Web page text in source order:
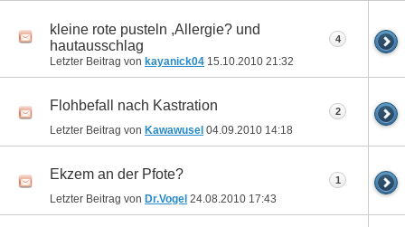
kleine rote pusteln ,Allergie? und
hautausschlag
Letzter Beitrag von kayanick04 15.10.2010 21:32
4
Flohbefall nach Kastration
Letzter Beitrag von Kawawusel 04.09.2010 14:18
2
Ekzem an der Pfote?
Letzter Beitrag von Dr.Vogel 24.08.2010 17:43
1